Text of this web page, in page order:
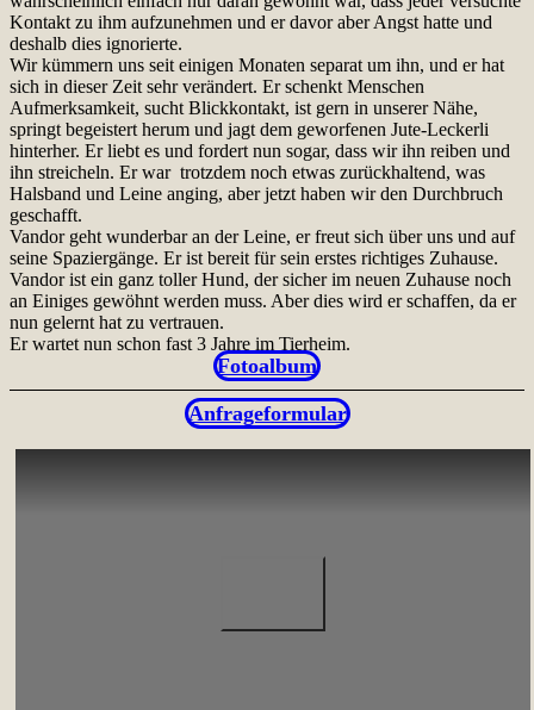
Kontakt zu ihm aufzunehmen und er davor aber Angst hatte und
deshalb dies ignorierte.
Wir kümmern uns seit einigen Monaten separat um ihn, und er hat
sich in dieser Zeit sehr verändert. Er schenkt Menschen
Aufmerksamkeit, sucht Blickkontakt, ist gern in unserer Nähe,
springt begeistert herum und jagt dem geworfenen Jute-Leckerli
hinterher. Er liebt es und fordert nun sogar, dass wir ihn reiben und
ihn streicheln. Er war trotzdem noch etwas zurückhaltend, was
Halsband und Leine anging, aber jetzt haben wir den Durchbruch
geschafft.
Vandor geht wunderbar an der Leine, er freut sich über uns und auf
seine Spaziergänge. Er ist bereit für sein erstes richtiges Zuhause.
Vandor ist ein ganz toller Hund, der sicher im neuen Zuhause noch
an Einiges gewöhnt werden muss. Aber dies wird er schaffen, da er
nun gelernt hat zu vertrauen.
Er wartet nun schon fast 3 Jahre im Tierheim.
Fotoalbum
Anfrageformular